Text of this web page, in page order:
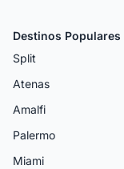
Destinos Populares
Split
Atenas
Amalfi
Palermo
Miami